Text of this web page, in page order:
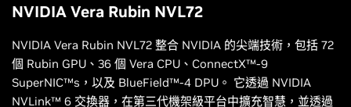
NVIDIA Vera Rubin NVL72
NVIDIA Vera Rubin NVL72 整合 NVIDIA 的尖端技術，包括 72
個 Rubin GPU、36 個 Vera CPU、ConnectX™-9
SuperNIC™s，以及 BlueField™-4 DPU。 它透過 NVIDIA
NVLink™ 6 交換器，在第三代機架級平台中擴充智慧，並透過